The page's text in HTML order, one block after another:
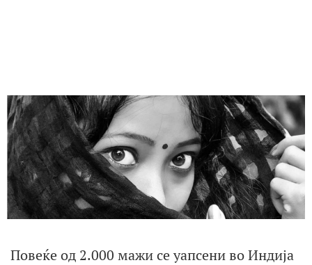
Повеќе од 2.000 мажи се уапсени во Индија